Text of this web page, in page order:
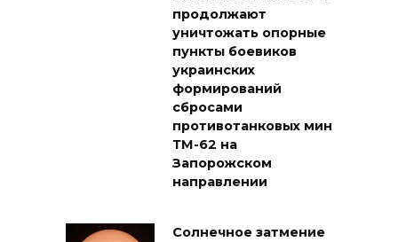
продолжают
уничтожать опорные
пункты боевиков
украинских
формирований
сбросами
противотанковых мин
ТМ-62 на
Запорожском
направлении
Солнечное затмение